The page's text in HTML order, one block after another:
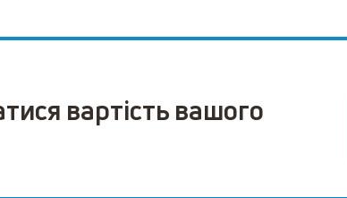
вартість вашого